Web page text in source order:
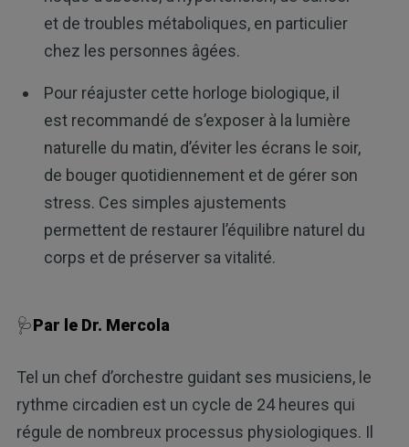
et de troubles métaboliques, en particulier
chez les personnes âgées.
Pour réajuster cette horloge biologique, il
est recommandé de s’exposer à la lumière
naturelle du matin, d’éviter les écrans le soir,
de bouger quotidiennement et de gérer son
stress. Ces simples ajustements
permettent de restaurer l’équilibre naturel du
corps et de préserver sa vitalité.
🩺Par le Dr. Mercola
Tel un chef d’orchestre guidant ses musiciens, le
rythme circadien est un cycle de 24 heures qui
régule de nombreux processus physiologiques. Il